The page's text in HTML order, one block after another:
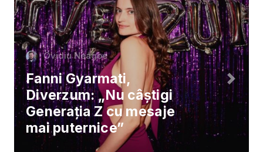
Ovidiu Neagoe
Fanni Gyarmati,
Diverzum: „Nu câștigi
Generația Z cu mesaje
mai puternice”